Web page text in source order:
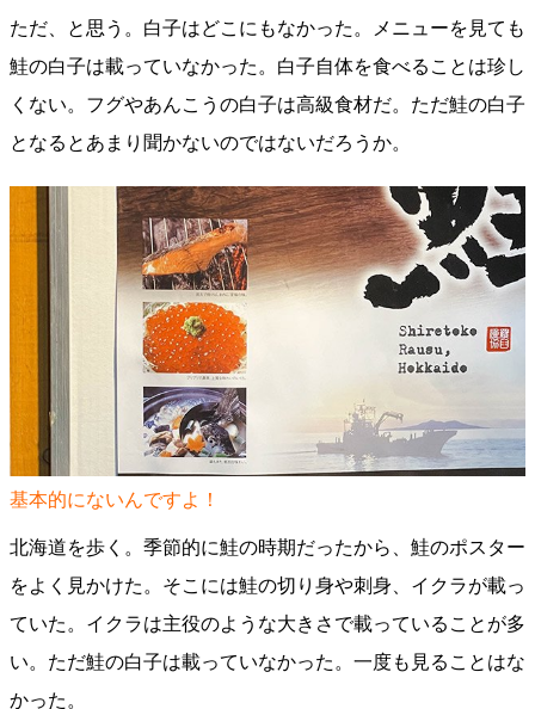
ただ、と思う。白子はどこにもなかった。メニューを見ても
鮭の白子は載っていなかった。白子自体を食べることは珍し
くない。フグやあんこうの白子は高級食材だ。ただ鮭の白子
となるとあまり聞かないのではないだろうか。
基本的にないんですよ！
北海道を歩く。季節的に鮭の時期だったから、鮭のポスター
をよく見かけた。そこには鮭の切り身や刺身、イクラが載っ
ていた。イクラは主役のような大きさで載っていることが多
い。ただ鮭の白子は載っていなかった。一度も見ることはな
かった。